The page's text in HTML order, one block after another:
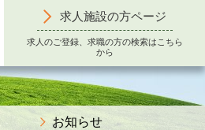
求人施設の方ページ
求人のご登録、求職の方の検索はこちら
から
お知らせ